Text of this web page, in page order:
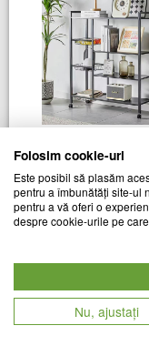
Raft metalic cu 4
cm, Negru
A3 SMART
Cod produs
28059
Folosim cookie-uri
Este posibil să plasăm
pentru a îmbunătăți site-ul
pentru a vă oferi o
despre cookie-urile pe
Nu, ajustați